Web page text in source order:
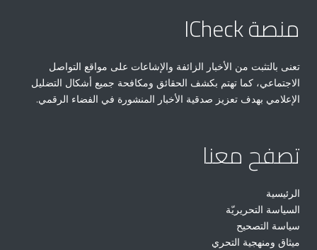
منصة ICheck
تعنى بالتثبت من الأخبار الزائفة والإشاعات على مواقع التواصل
الاجتماعي، كما تهتم بكشف الحقائق ومكافحة جميع أشكال التضليل
الإعلامي بهدف تعزيز صدقية الأخبار المنشورة في الفضاء الرقمي.
تصفح معنا
الرئيسية
السياسة التحريريّة
سياسة التصحيح
ميثاق ومنهجية التحري